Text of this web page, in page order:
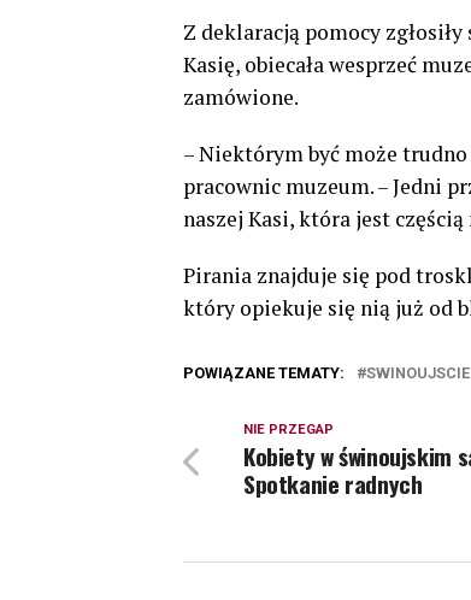
Z deklaracją pomocy
Kasię, obiecała wesprzeć
zamówione.
– Niektórym być może
pracownic muzeum. – Jedni
naszej Kasi, która jest
Pirania znajduje się pod
który opiekuje się nią już od
POWIĄZANE TEMATY: SWINOUJSCIE
NIE PRZEGAP
Kobiety w świnoujskim
Spotkanie radnych